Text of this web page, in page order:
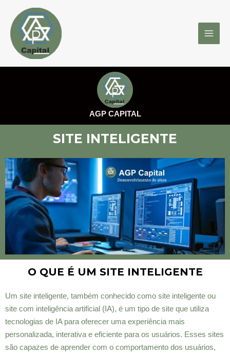
para
conteúdo
AGP CAPITAL
SITE INTELIGENTE
O QUE É UM SITE INTELIGENTE
Um site inteligente, também conhecido como site inteligente ou
site com inteligência artificial (IA), é um tipo de site que utiliza
tecnologias de IA para oferecer uma experiência mais
personalizada, interativa e eficiente para os usuários. Esses sites
são capazes de aprender com o comportamento dos usuários,